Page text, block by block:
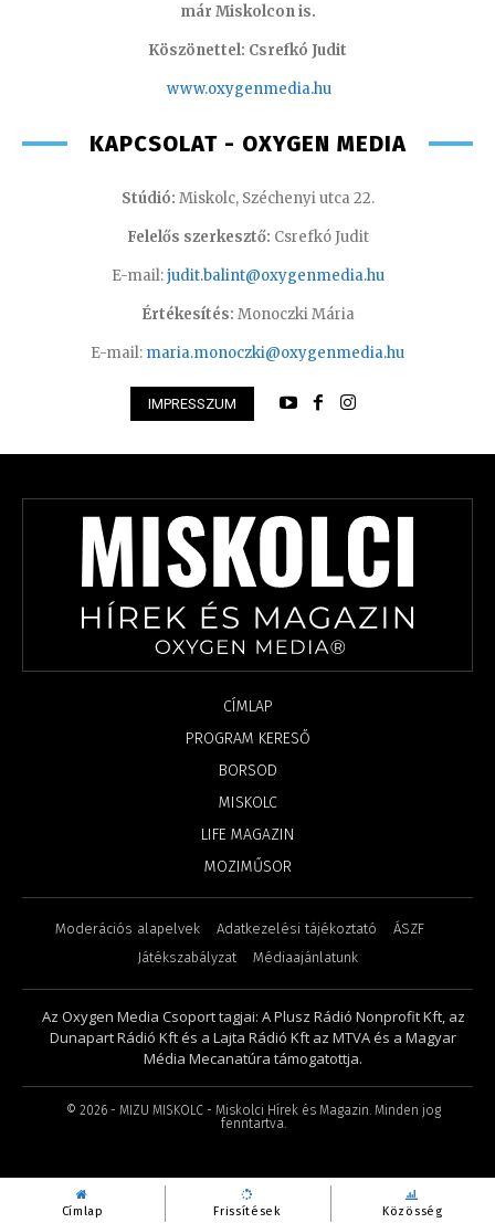
Címlap Frissítések Közösség
már Miskolcon is.
Köszönettel: Csrefkó Judit
www.oxygenmedia.hu
KAPCSOLAT - OXYGEN MEDIA
Stúdió: Miskolc, Széchenyi utca 22.
Felelős szerkesztő: Csrefkó Judit
E-mail:judit.balint@oxygenmedia.hu
Értékesítés: Monoczki Mária
E-mail: maria.monoczki@oxygenmedia.hu
IMPRESSZUM
CÍMLAP
PROGRAM KERESŐ
BORSOD
MISKOLC
LIFE MAGAZIN
MOZIMŰSOR
Moderációs alapelvek Adatkezelési tájékoztató
ÁSZF
Játékszabályzat
Médiaajánlatunk
Az Oxygen Media Csoport tagjai: A Plusz Rádió Nonprofit Kft, az
Dunapart Rádió Kft és a Lajta Rádió Kft az MTVA és a Magyar
Média Mecanatúra támogatottja.
© 2026- MIZU MISKOLC - Miskolci Hírek és Magazin. Minden jog
fenntartva.